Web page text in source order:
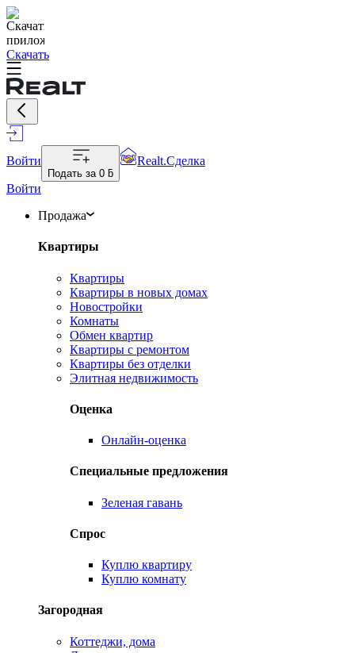
Скачать
Войти
Подать за 0 ƃ
Realt.Сделка
Войти
Продажа
Квартиры
Квартиры
Квартиры в новых домах
Новостройки
Комнаты
Обмен квартир
Квартиры с ремонтом
Квартиры без отделки
Элитная недвижимость
Оценка
Онлайн-оценка
Специальные предложения
Зеленая гавань
Спрос
Куплю квартиру
Куплю комнату
Загородная
Коттеджи, дома